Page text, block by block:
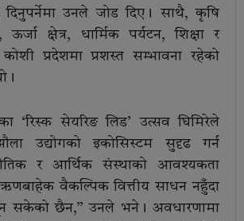
दिनुपर्नेमा उनले जोड दिए। साथै, कृषि
ऊर्जा क्षेत्र, धार्मिक पर्यटन, शिक्षा र
कोशी प्रदेशमा प्रशस्त सम्भावना रहेको
‘रिस्क सेयरिङ लिड’ उत्सव घिमिरेले
उद्योगको इकोसिस्टम सुदृढ गर्न
र आर्थिक संस्थाको आवश्यकता
वैकल्पिक वित्तीय साधन नहुँदा
सकेको छैन,” उनले भने। अवधारणामा